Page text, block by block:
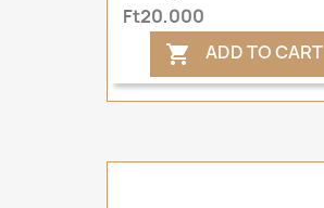
Ft20,000
 ADD TO CART